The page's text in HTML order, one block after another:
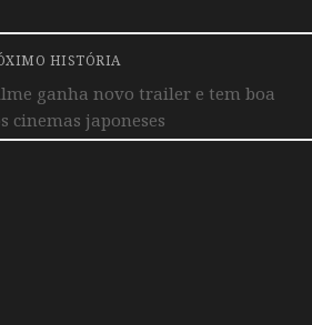
HISTÓRIA
ganha novo trailer e tem boa
cinemas japoneses